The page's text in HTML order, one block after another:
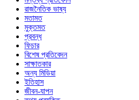
রাজনৈতিক ভাষ্য
মতামত
মুক্তমত
প্রবন্ধ
ফিচার
বিশেষ প্রতিবেদন
সাক্ষাতকার
অন্য মিডিয়া
ইতিহাস
জীবন-যাপন